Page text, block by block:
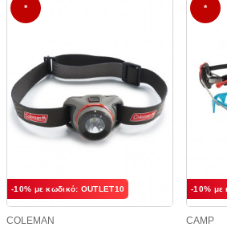
*
-10% με κωδικό: OUTLET10
COLEMAN
*
-10% με
CAMP